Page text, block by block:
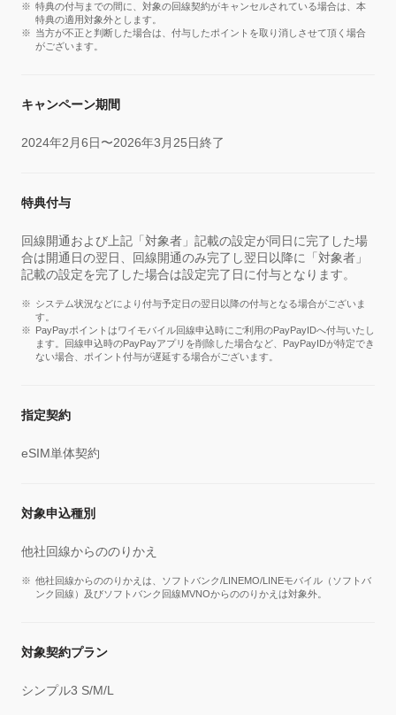
特典の付与までの間に、対象の回線契約がキャンセルされている場合は、本
特典の適用対象外とします。
当方が不正と判断した場合は、付与したポイントを取り消しさせて頂く場合
がございます。
キャンペーン期間
2024年2月6日〜2026年3月25日終了
特典付与
回線開通および上記「対象者」記載の設定が同日に完了した場
合は開通日の翌日、回線開通のみ完了し翌日以降に「対象者」
記載の設定を完了した場合は設定完了日に付与となります。
システム状況などにより付与予定日の翌日以降の付与となる場合がございま
す。
PayPayポイントはワイモバイル回線申込時にご利用のPayPayIDへ付与いたし
ます。回線申込時のPayPayアプリを削除した場合など、PayPayIDが特定でき
ない場合、ポイント付与が遅延する場合がございます。
指定契約
eSIM単体契約
対象申込種別
他社回線からののりかえ
他社回線からののりかえは、ソフトバンク/LINEMO/LINEモバイル（ソフトバ
ンク回線）及びソフトバンク回線MVNOからののりかえは対象外。
対象契約プラン
シンプル3 S/M/L